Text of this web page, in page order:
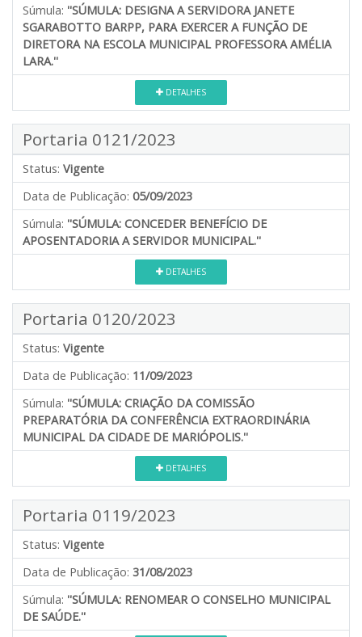
Súmula: ''SÚMULA: DESIGNA A SERVIDORA JANETE
SGARABOTTO BARPP, PARA EXERCER A FUNÇÃO DE
DIRETORA NA ESCOLA MUNICIPAL PROFESSORA AMÉLIA
LARA.''
DETALHES
Portaria 0121/2023
Status: Vigente
Data de Publicação: 05/09/2023
Súmula: ''SÚMULA: CONCEDER BENEFÍCIO DE
APOSENTADORIA A SERVIDOR MUNICIPAL.''
DETALHES
Portaria 0120/2023
Status: Vigente
Data de Publicação: 11/09/2023
Súmula: ''SÚMULA: CRIAÇÃO DA COMISSÃO
PREPARATÓRIA DA CONFERÊNCIA EXTRAORDINÁRIA
MUNICIPAL DA CIDADE DE MARIÓPOLIS.''
DETALHES
Portaria 0119/2023
Status: Vigente
Data de Publicação: 31/08/2023
Súmula: ''SÚMULA: RENOMEAR O CONSELHO MUNICIPAL
DE SAÚDE.''